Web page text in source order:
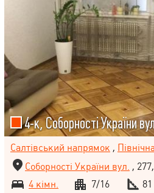
4-к, Соборності України
Салтівський напрямок ,
Соборності України вул. ,
4 кімн.
7/16